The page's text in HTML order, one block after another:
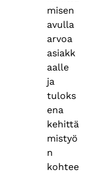
misen
avulla
arvoa
asiakk
aalle
ja
tuloks
ena
kehittä
mistyö
n
kohtee